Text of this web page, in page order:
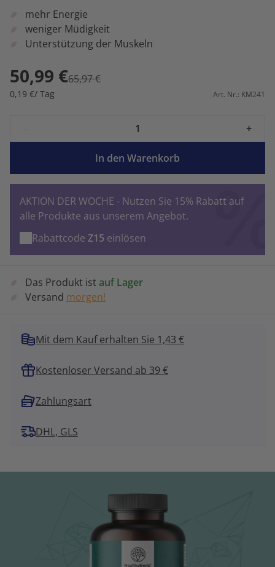
mehr Energie
weniger Müdigkeit
Unterstützung der Muskeln
50,99 €65,97 €
0,19 €/ Tag Art. Nr.: KM241
+
In den Warenkorb
AKTION DER WOCHE - Nutzen Sie 15% Rabatt auf
alle Produkte aus unserem Angebot.
Rabattcode Z15 einlösen
Das Produkt ist auf Lager
Versand morgen!
Mit dem Kauf erhalten Sie 1,43 €
Kostenloser Versand ab 39 €
Zahlungsart
DHL, GLS